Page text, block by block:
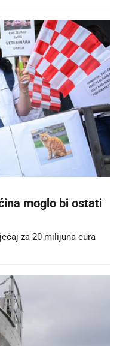
moglo bi ostati
za 20 milijuna eura